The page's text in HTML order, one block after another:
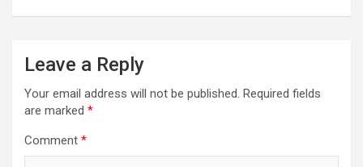
Leave a Reply
Your email address will not be published. Required fields
are marked *
Comment *